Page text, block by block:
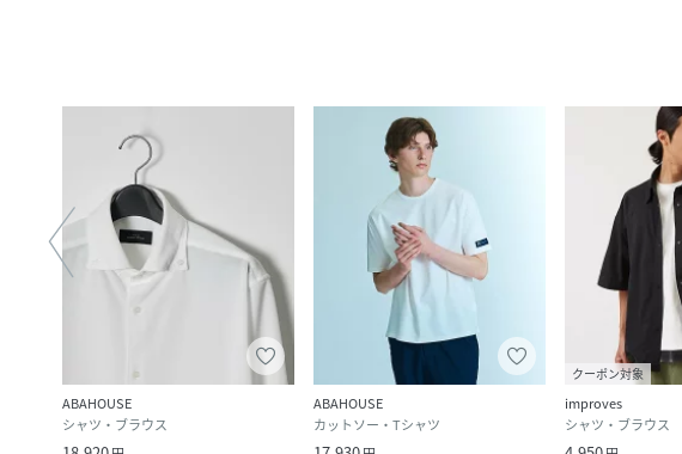
ABAHOUSE
シャツ・ブラウス
ABAHOUSE
カットソー・Tシャツ
クーポン対象
improves
シャツ・ブラウス